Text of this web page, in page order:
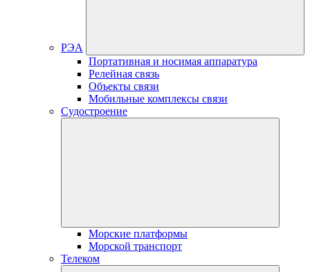
РЭА
Портативная и носимая аппаратура
Релейная связь
Объекты связи
Мобильные комплексы связи
Судостроение
Морские платформы
Морской транспорт
Телеком